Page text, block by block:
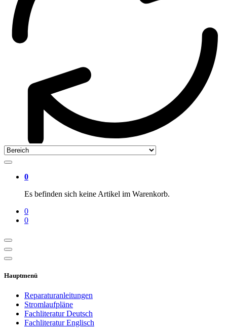
0
Es befinden sich keine Artikel im Warenkorb.
0
0
Hauptmenü
Reparaturanleitungen
Stromlaufpläne
Fachliteratur Deutsch
Fachliteratur Englisch